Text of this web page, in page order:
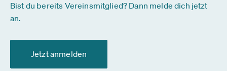
Bist du bereits Vereinsmitglied? Dann melde dich jetzt
an.
Jetzt anmelden